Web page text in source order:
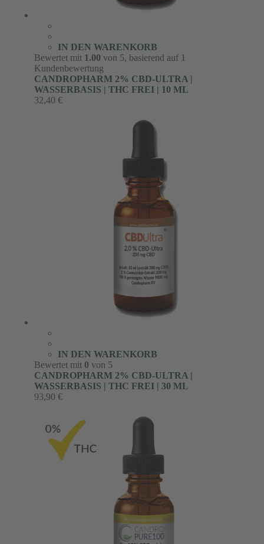
IN DEN WARENKORB
Bewertet mit 1.00 von 5, basierend auf 1
Kundenbewertung
CANDROPHARM 2% CBD-ULTRA |
WASSERBASIS | THC FREI | 10 ML
32,40 €
IN DEN WARENKORB
Bewertet mit 0 von 5
CANDROPHARM 2% CBD-ULTRA |
WASSERBASIS | THC FREI | 30 ML
93,90 €